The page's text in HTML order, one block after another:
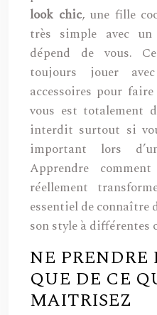
look chic, une fille
très simple avec
dépend de vous.
toujours jouer
accessoires pour
vous est totalement
interdit surtout si
important lors
Apprendre
réellement
essentiel de connaître
son style à différentes
NE PRENDRE
QUE DE CE
MAITRISEZ